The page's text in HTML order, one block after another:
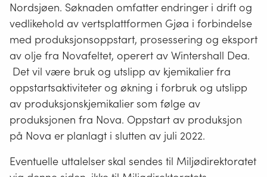
Nordsjøen. Søknaden omfatter endringer i drift og
vedlikehold av vertsplattformen Gjøa i forbindelse
med produksjonsoppstart, prosessering og eksport
av olje fra Novafeltet, operert av Wintershall Dea.
Det vil være bruk og utslipp av kjemikalier fra
oppstartsaktiviteter og økning i forbruk og utslipp
av produksjonskjemikalier som følge av
produksjonen fra Nova. Oppstart av produksjon
på Nova er planlagt i slutten av juli 2022.
Eventuelle uttalelser skal sendes til Miljødirektoratet